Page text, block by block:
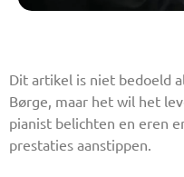
Dit artikel is niet bedoeld
Børge, maar het wil het
pianist belichten en eren
prestaties aanstippen.